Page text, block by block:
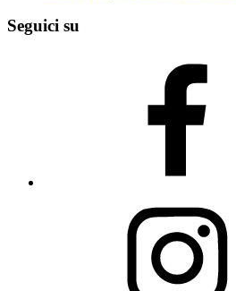
Seguici su